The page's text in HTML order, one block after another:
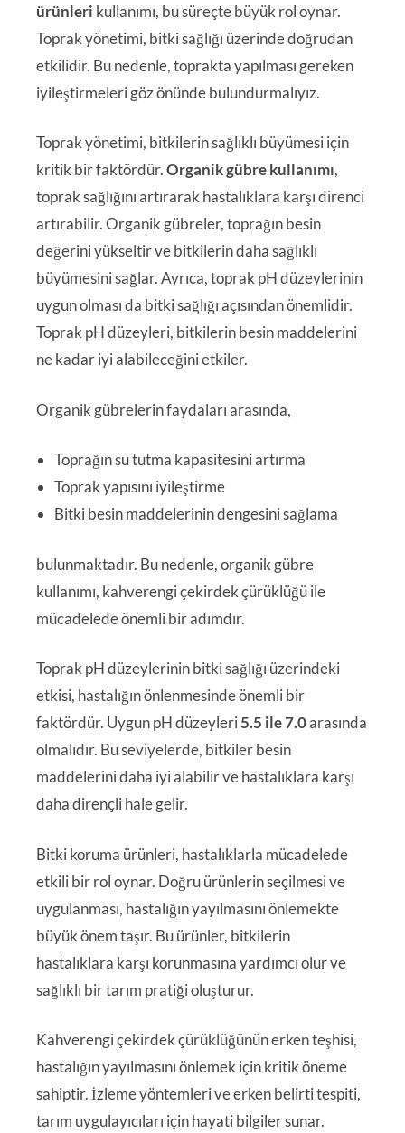
ürünleri kullanımı, bu süreçte büyük rol oynar.
Toprak yönetimi, bitki sağlığı üzerinde doğrudan
etkilidir. Bu nedenle, toprakta yapılması gereken
iyileştirmeleri göz önünde bulundurmalıyız.
Toprak yönetimi, bitkilerin sağlıklı büyümesi için
kritik bir faktördür.Organik gübre kullanımı,
toprak sağlığını artırarak hastalıklara karşı direnci
artırabilir. Organik gübreler, toprağın besin
değerini yükseltir ve bitkilerin daha sağlıklı
büyümesini sağlar. Ayrıca, toprak pH düzeylerinin
uygun olması da bitki sağlığı açısından önemlidir.
Toprak pH düzeyleri, bitkilerin besin maddelerini
ne kadar iyi alabileceğini etkiler.
Organik gübrelerin faydaları arasında,
Toprağın su tutma kapasitesini artırma
Toprak yapısını iyileştirme
Bitki besin maddelerinin dengesini sağlama
bulunmaktadır. Bu nedenle, organik gübre
kullanımı, kahverengi çekirdek çürüklüğü ile
mücadelede önemli bir adımdır.
Toprak pH düzeylerinin bitki sağlığı üzerindeki
etkisi, hastalığın önlenmesinde önemli bir
faktördür. Uygun pH düzeyleri5.5 ile 7.0arasında
olmalıdır. Bu seviyelerde, bitkiler besin
maddelerini daha iyi alabilir ve hastalıklara karşı
daha dirençli hale gelir.
Bitki koruma ürünleri, hastalıklarla mücadelede
etkili bir rol oynar. Doğru ürünlerin seçilmesi ve
uygulanması, hastalığın yayılmasını önlemekte
büyük önem taşır. Bu ürünler, bitkilerin
hastalıklara karşı korunmasına yardımcı olur ve
sağlıklı bir tarım pratiği oluşturur.
Kahverengi çekirdek çürüklüğünün erken teşhisi,
hastalığın yayılmasını önlemek için kritik öneme
sahiptir. İzleme yöntemleri ve erken belirti tespiti,
tarım uygulayıcıları için hayati bilgiler sunar.